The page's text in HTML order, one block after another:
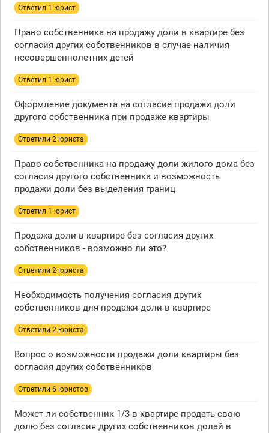
Ответил 1 юрист
Право собственника на продажу доли в квартире без
согласия других собственников в случае наличия
несовершеннолетних детей
Ответил 1 юрист
Оформление документа на согласие продажи доли
другого собственника при продаже квартиры
Ответили 2 юристa
Право собственника на продажу доли жилого дома без
согласия другого собственника и возможность
продажи доли без выделения границ
Ответил 1 юрист
Продажа доли в квартире без согласия других
собственников - возможно ли это?
Ответили 2 юристa
Необходимость получения согласия других
собственников для продажи доли в квартире
Ответили 2 юристa
Вопрос о возможности продажи доли квартиры без
согласия других собственников
Ответили 6 юристов
Может ли собственник 1/3 в квартире продать свою
долю без согласия других собственников долей в